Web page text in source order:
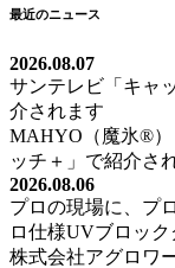
ナ
ビ
ゲ
ー
シ
ョ
ン
最近のニュース
2026.08.07
サンテレビ「キャ
介されます
MAHYO（魔氷®）
ッチ＋」で紹介さ
2026.08.06
プロの現場に、プ
ロ仕様UVブロッ
株式会社アグロワ